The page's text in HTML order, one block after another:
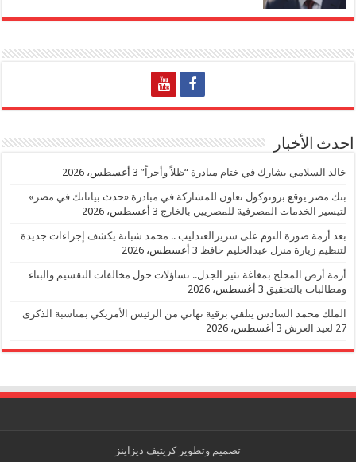
احدث الأخبار
خالد السلامي يشارك في ختام مبادرة “ظلاً وأجراً” 3 أغسطس، 2026
بنك مصر يوقع بروتوكول تعاون للمشاركة في مبادرة «حدث بياناتك في مصر»
لتيسير الخدمات المصرفية للمصريين بالخارج 3 أغسطس، 2026
بعد أزمة صورة النوم على سريرالعندليب .. محمد شبانة يكشف إجراءات جديدة
لتنظيم زيارة منزل عبدالحليم حافظ 3 أغسطس، 2026
أزمة أرض المحلج بمغاغة تثير الجدل.. تساؤلات حول مخالفات التقسيم والبناء
ومطالبات بالتحقيق 3 أغسطس، 2026
الملك محمد السادس يتلقي برقية تهاني من الرئيس الأمريكي بمناسبة الذكرى
27 لعيد العرش
3 أغسطس، 2026
تصميم وتطويركريتيف ديزاينز